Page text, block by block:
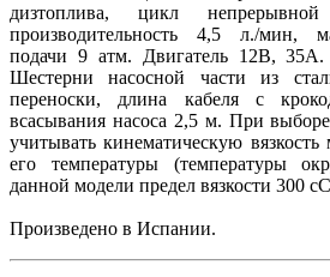
дизтоплива, цикл
производительность 4,5 л./мин,
подачи 9 атм. Двигатель 12В,
Шестерни насосной части из
переноски, длина кабеля с
всасывания насоса 2,5 м. При
учитывать кинематическую
его температуры (температуры
данной модели предел вязкости 300
Произведено в Испании.